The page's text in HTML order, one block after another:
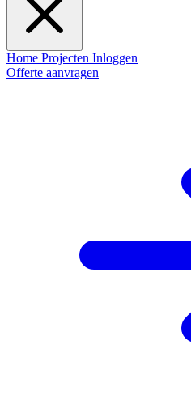
Home Projecten Inloggen
Offerte aanvragen